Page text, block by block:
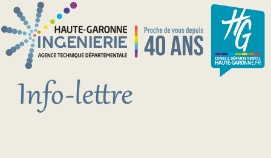
Aller au contenu principal